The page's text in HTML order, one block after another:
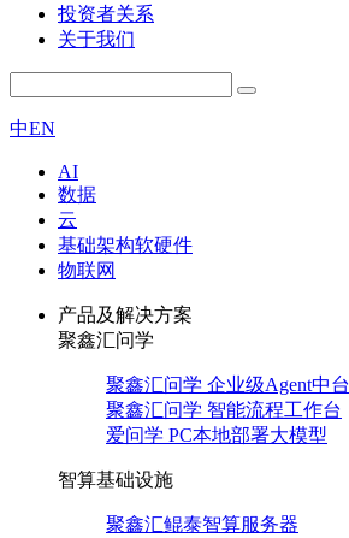
投资者关系
关于我们
中EN
AI
数据
云
基础架构软硬件
物联网
产品及解决方案
聚鑫汇问学
聚鑫汇问学 企业级Agent中台
聚鑫汇问学 智能流程工作台
爱问学 PC本地部署大模型
智算基础设施
聚鑫汇鲲泰智算服务器